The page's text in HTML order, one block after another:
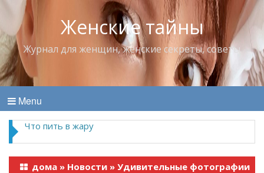
Женские тайны
Журнал для женщин, женские секреты, советы
Menu
Что пить в жару
дома » Новости » Удивительные фотографии